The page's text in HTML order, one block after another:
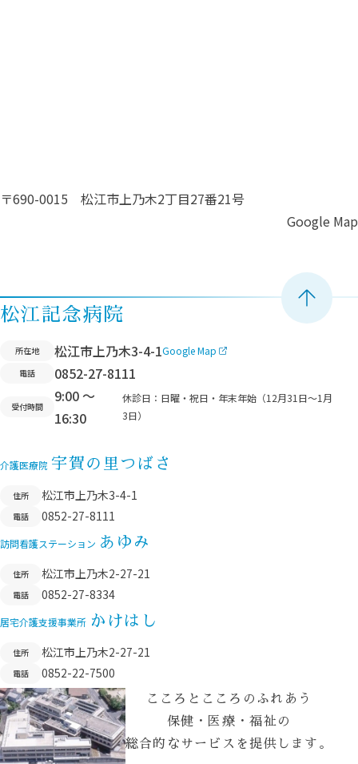
〒690-0015 松江市上乃木2丁目27番21号
Google Map
ペ
ッ
松江記念病院
所在地 松江市上乃木3-4-1Google Map
電話 0852-27-8111
受付時間
9:00 ～
16:30
休診日： 日曜・祝日・年末年始（12月31日〜1月
3日）
介護医療院 宇賀の里つばさ
住所 松江市上乃木3-4-1
電話 0852-27-8111
訪問看護ステーション あゆみ
住所 松江市上乃木2-27-21
電話 0852-27-8334
居宅介護支援事業所 かけはし
住所 松江市上乃木2-27-21
電話 0852-22-7500
こころとこころのふれあう
保健・医療・福祉の
総合的なサービスを提供します。